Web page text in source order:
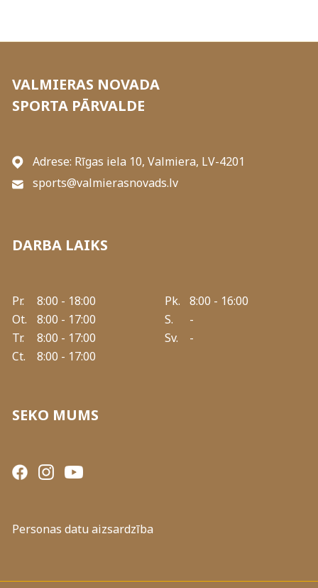
VALMIERAS NOVADA
SPORTA PĀRVALDE
Adrese: Rīgas iela 10, Valmiera, LV-4201
sports@valmierasnovads.lv
DARBA LAIKS
Pr.
8:00 - 18:00
Ot.
8:00 - 17:00
Tr.
8:00 - 17:00
Ct.
8:00 - 17:00
Pk.
8:00 - 16:00
S.
-
Sv.
-
SEKO MUMS
Personas datu aizsardzība